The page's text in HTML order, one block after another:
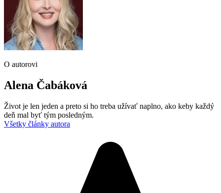
O autorovi
Alena Čabáková
Život je len jeden a preto si ho treba užívať naplno, ako keby každý
deň mal byť tým posledným.
Všetky články autora